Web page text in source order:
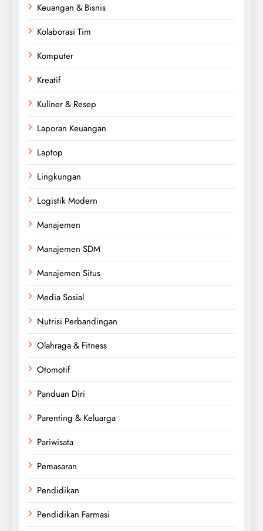
Keuangan & Bisnis
Kolaborasi Tim
Komputer
Kreatif
Kuliner & Resep
Laporan Keuangan
Laptop
Lingkungan
Logistik Modern
Manajemen
Manajemen SDM
Manajemen Situs
Media Sosial
Nutrisi Perbandingan
Olahraga & Fitness
Otomotif
Panduan Diri
Parenting & Keluarga
Pariwisata
Pemasaran
Pendidikan
Pendidikan Farmasi